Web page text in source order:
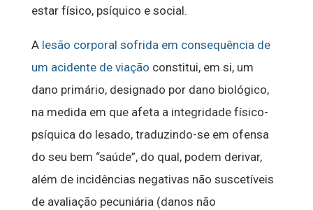
estar físico, psíquico e social.
A lesão corporal sofrida em consequência de
um acidente de viação constitui, em si, um
dano primário, designado por dano biológico,
na medida em que afeta a integridade físico-
psíquica do lesado, traduzindo-se em ofensa
do seu bem “saúde”, do qual, podem derivar,
além de incidências negativas não suscetíveis
de avaliação pecuniária (danos não